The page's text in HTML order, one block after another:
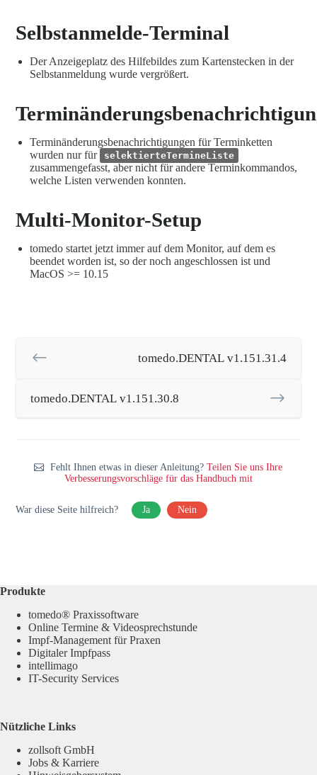
Selbstanmelde-Terminal
Der Anzeigeplatz des Hilfebildes zum Kartenstecken in der
Selbstanmeldung wurde vergrößert.
Terminänderungsbenachrichtigungen für Terminketten
wurden nur für
selektierteTermineListe
zusammengefasst, aber nicht für andere Terminkommandos,
welche Listen verwenden konnten.
Multi-Monitor-Setup
tomedo startet jetzt immer auf dem Monitor, auf dem es
beendet worden ist, so der noch angeschlossen ist und
MacOS >= 10.15
tomedo.DENTAL v1.151.31.4
tomedo.DENTAL v1.151.30.8
Fehlt Ihnen etwas in dieser Anleitung?Teilen Sie uns Ihre
Verbesserungsvorschläge für das Handbuch mit
War diese Seite hilfreich? Ja Nein
Produkte
tomedo® Praxissoftware
Online Termine & Videosprechstunde
Impf-Management für Praxen
Digitaler Impfpass
intellimago
IT-Security Services
Nützliche Links
zollsoft GmbH
Jobs & Karriere